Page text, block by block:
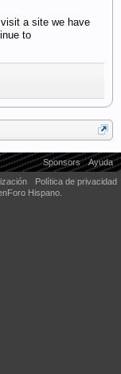
a site we have
to
Sponsors
Ayuda
Política de privacidad
Hispano.